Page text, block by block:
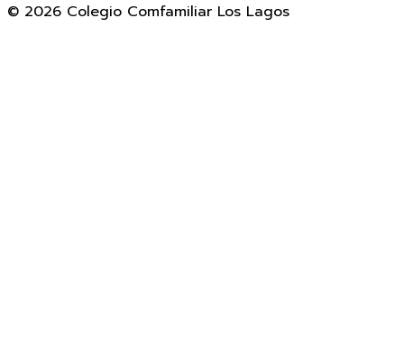
© 2026 Colegio Comfamiliar Los Lagos